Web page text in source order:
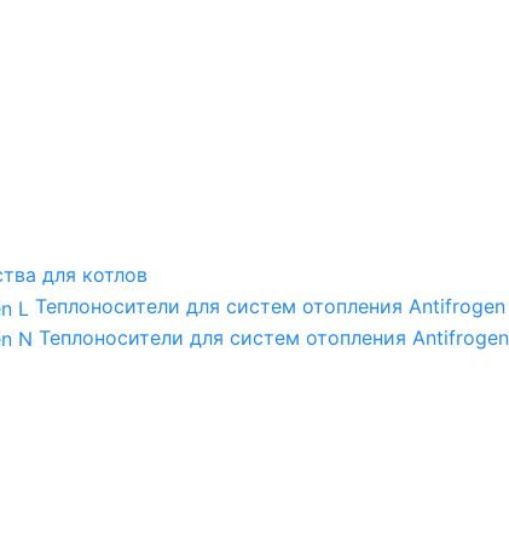
для котлов
Теплоносители для систем отопления
Теплоносители для систем отопления